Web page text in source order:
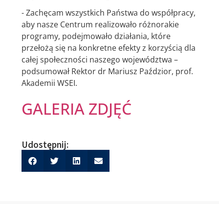
- Zachęcam wszystkich Państwa do współpracy,
aby nasze Centrum realizowało różnorakie
programy, podejmowało działania, które
przełożą się na konkretne efekty z korzyścią dla
całej społeczności naszego województwa –
podsumował Rektor dr Mariusz Paździor, prof.
Akademii WSEI.
GALERIA ZDJĘĆ
Udostępnij: